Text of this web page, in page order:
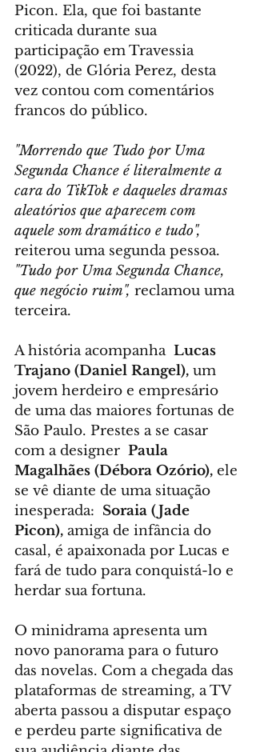
Picon. Ela, que foi bastante
criticada durante sua
participação em Travessia
(2022), de Glória Perez, desta
vez contou com comentários
francos do público.
"Morrendo que Tudo por Uma
Segunda Chance é literalmente a
cara do TikTok e daqueles dramas
aleatórios que aparecem com
aquele som dramático e tudo",
reiterou uma segunda pessoa.
"Tudo por Uma Segunda Chance,
que negócio ruim", reclamou uma
terceira.
A história acompanha Lucas
Trajano (Daniel Rangel), um
jovem herdeiro e empresário
de uma das maiores fortunas de
São Paulo. Prestes a se casar
com a designer Paula
Magalhães (Débora Ozório), ele
se vê diante de uma situação
inesperada: Soraia (Jade
Picon), amiga de infância do
casal, é apaixonada por Lucas e
fará de tudo para conquistá-lo e
herdar sua fortuna.
O minidrama apresenta um
novo panorama para o futuro
das novelas. Com a chegada das
plataformas de streaming, a TV
aberta passou a disputar espaço
e perdeu parte significativa de